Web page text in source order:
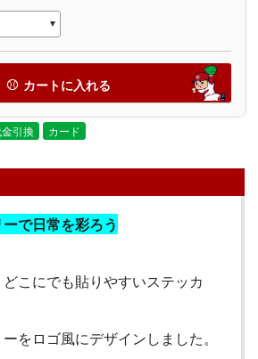
カートに入れる
引換 カード
で日常を彩ろう
こにでも貼りやすいステッカ
をロゴ風にデザインしました。